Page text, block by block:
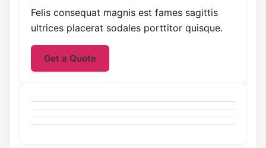
Felis consequat magnis est fames sagittis
ultrices placerat sodales porttitor quisque.
Get a Quote